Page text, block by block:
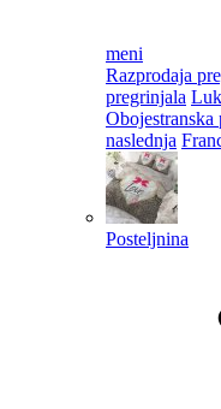
meni
Razprodaja
pregrinjala
Obojestranska
naslednja
Posteljnina